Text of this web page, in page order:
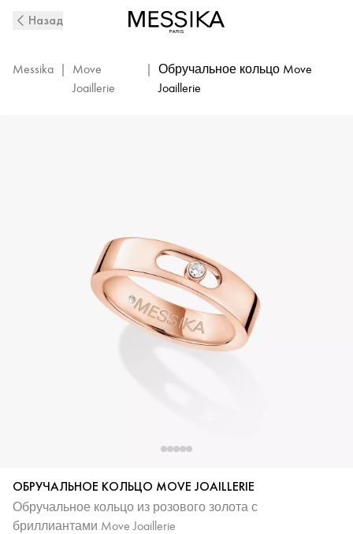
кольцо
розового
Назад
Messika |
Move
Joaillerie
| Обручальное кольцо Move
Joaillerie
ОБРУЧАЛЬНОЕ КОЛЬЦО MOVE JOAILLERIE
Обручальное кольцо из розового золота с
бриллиантами Move Joaillerie
Розовое
золото
Белое
золото
Желтое
золото